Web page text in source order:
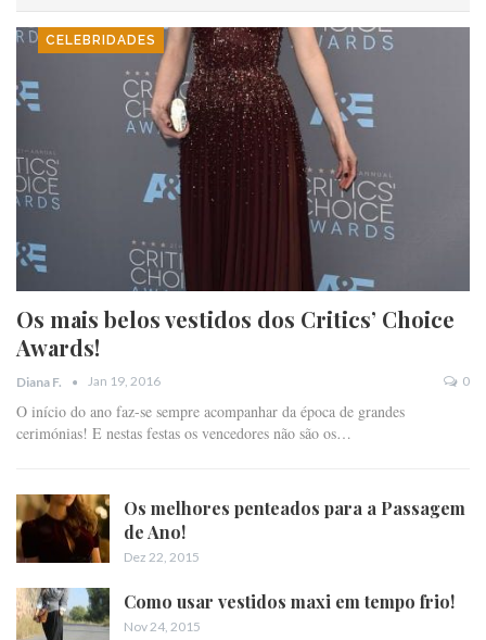
CELEBRIDADES
Os mais belos vestidos dos Critics’ Choice
Awards!
Diana F. Jan 19, 2016 0
O início do ano faz-se sempre acompanhar da época de grandes
cerimónias! E nestas festas os vencedores não são os…
Os melhores penteados para a Passagem
de Ano!
Dez 22, 2015
Como usar vestidos maxi em tempo frio!
Nov 24, 2015